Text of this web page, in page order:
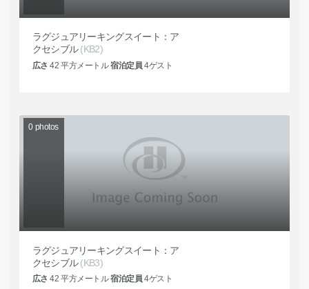
ラグジュアリーキングスイート：ア
クセシブル (KB2)
広さ 42 平方メートル宿泊定員 4ゲスト
0 photos
ラグジュアリーキングスイート：ア
クセシブル (KB3)
広さ 42 平方メートル宿泊定員 4ゲスト